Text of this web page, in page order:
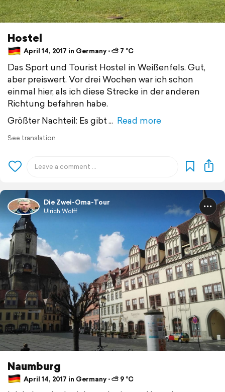
Hostel
April 14, 2017 in Germany ⋅ ⛅ 7 °C
Das Sport und Tourist Hostel in Weißenfels. Gut,
aber preiswert. Vor drei Wochen war ich schon
einmal hier, als ich diese Strecke in der anderen
Richtung befahren habe.
Größter Nachteil: Es gibt
Read more
See translation
Die Zwei-Oma-Tour
Ulrich Wolff
Naumburg
April 14, 2017 in Germany ⋅ ⛅ 9 °C